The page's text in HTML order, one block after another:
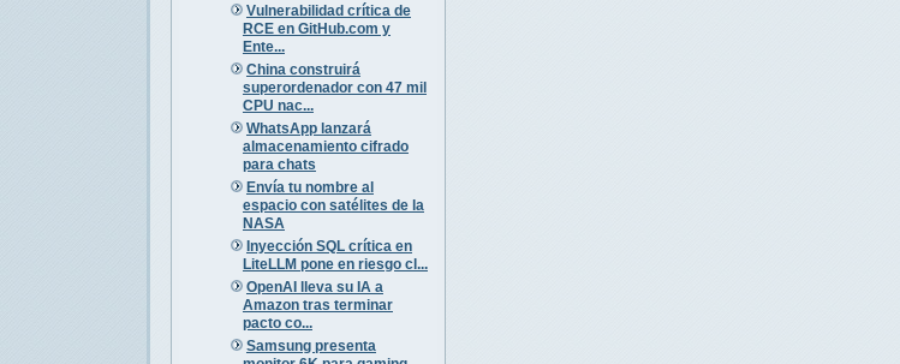
Vulnerabilidad crítica de
RCE en GitHub.com y
Ente...
China construirá
superordenador con 47 mil
CPU nac...
WhatsApp lanzará
almacenamiento cifrado
para chats
Envía tu nombre al
espacio con satélites de la
NASA
Inyección SQL crítica en
LiteLLM pone en riesgo cl...
OpenAI lleva su IA a
Amazon tras terminar
pacto co...
Samsung presenta